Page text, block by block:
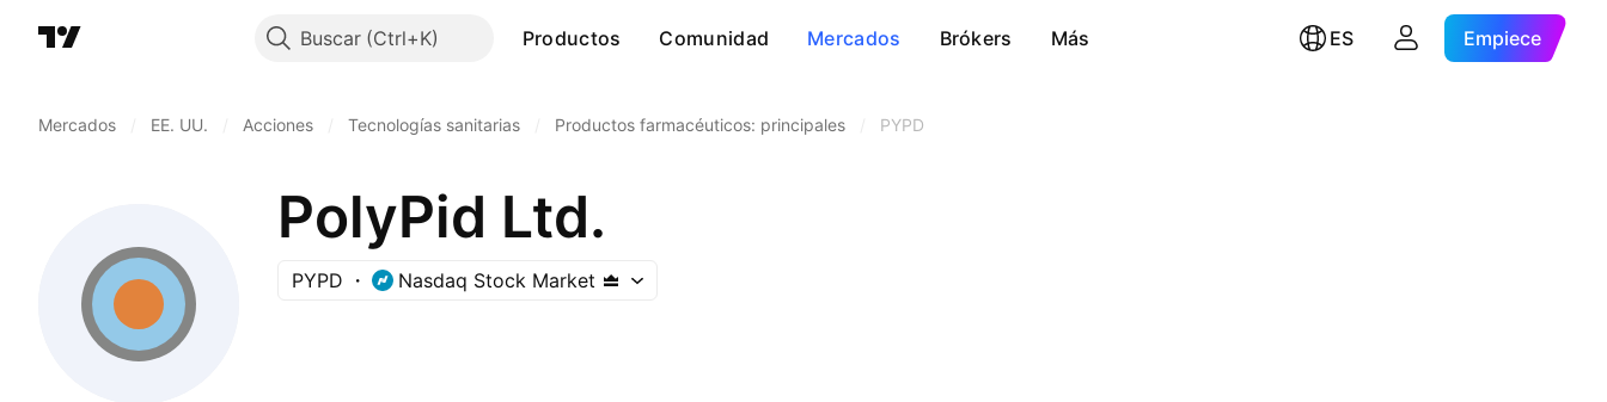
Buscar Productos Comunidad Mercados Brókers Más ES Empiece
Mercados EE. UU. Acciones Tecnologías sanitarias Productos farmacéuticos: principales PYPD
PolyPid Ltd.
PYPD Nasdaq Stock Market